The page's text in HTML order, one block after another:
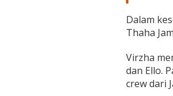
e
m
u
e
s
o
k
Dalam
Thaha
Virzha
dan Ello.
crew dari